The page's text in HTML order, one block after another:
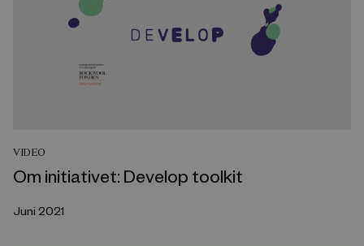
VIDEO
Om initiativet: Develop toolkit
Juni 2021